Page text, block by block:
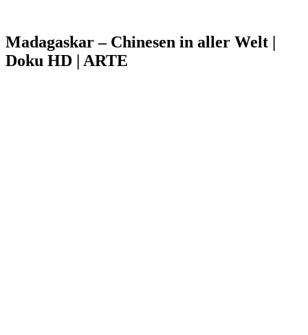
Madagaskar – Chinesen in aller Welt |
Doku HD | ARTE